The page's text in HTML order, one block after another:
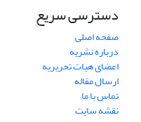
دسترسی سریع
صفحه اصلی
درباره نشریه
اعضای هیات تحریریه
ارسال مقاله
تماس با ما
نقشه سایت